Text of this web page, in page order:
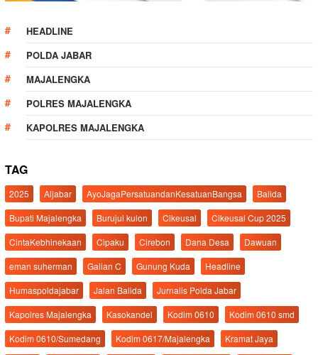
HEADLINE
POLDA JABAR
MAJALENGKA
POLRES MAJALENGKA
KAPOLRES MAJALENGKA
TAG
2025 Aljabar AyoJagaPersatuandanKesatuanBangsa
Balida
Bupati Majalengka
Burujul kulon Cikeusal
Cikeusal Cup 2025
CintaKebhinekaan
Cipaku Cirebon Dana Desa
Dawuan
eman suherman
Galian C Gunung Kuda
Headline
Humaspoldajabar
Jalan Balida
Jurnalis Polda Jabar
Kapolres Majalengka
Kasokandel Kodim 0610
Kodim 0610 smd
Kodim 0610/Sumedang
Kodim 0617/Majalengka
Kramat Jaya